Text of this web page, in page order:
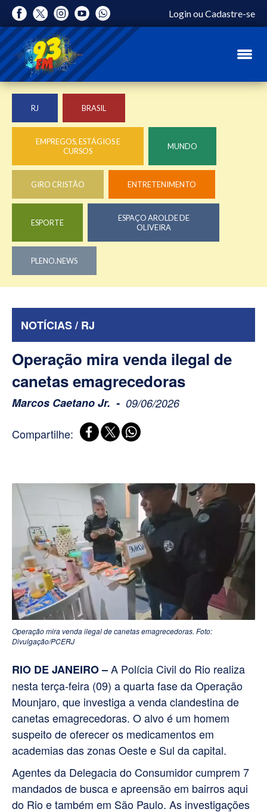
LoginouCadastre-se
RJ BRASIL
EMPREGOS, ESTÁGIOS E
CURSOS
MUNDO
GIRO CRISTÃO ENTRETENIMENTO
ESPORTE
ESPAÇO AROLDE DE
OLIVEIRA
PLENO.NEWS
NOTÍCIAS / RJ
Operação mira venda ilegal de
canetas emagrecedoras
Marcos Caetano Jr. 09/06/2026
Compartilhe:
Operação mira venda ilegal de canetas emagrecedoras. Foto:
Divulgação/PCERJ
RIO DE JANEIRO –A Polícia Civil do Rio realiza
nesta terça-feira (09) a quarta fase da Operação
Mounjaro, que investiga a venda clandestina de
canetas emagrecedoras. O alvo é um homem
suspeito de oferecer os medicamentos em
academias das zonas Oeste e Sul da capital.
Agentes da Delegacia do Consumidor cumprem 7
mandados de busca e apreensão em bairros aqui
do Rio e também em São Paulo. As investigações